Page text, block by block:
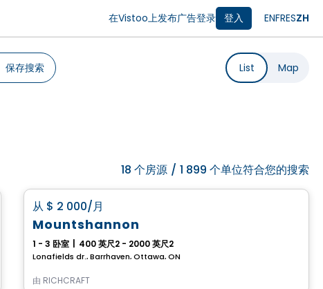
在Vistoo上发布广告登录 登入 ENFRESZH
保存搜索 List Map
18 个房源 / 1 899 个单位符合您的搜索
房子
从 $ 2 000/月
Mountshannon
1 - 3 卧室 400 英尺2 - 2000 英尺2
Longfields dr., Barrhaven, Ottawa, ON
由 RICHCRAFT